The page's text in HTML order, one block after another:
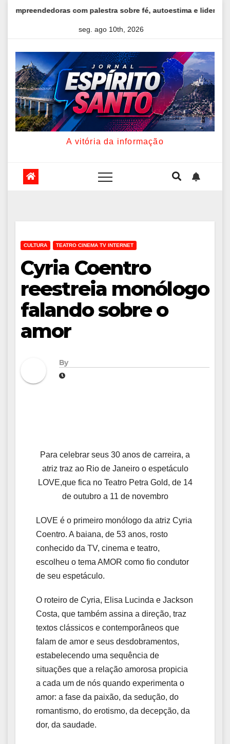
sobre fé, autoestima e liderança Silêncio no
seg. ago 10th, 2026
A vitória da informação
CULTURA TEATRO CINEMA TV INTERNET
Cyria Coentro
reestreia monólogo
falando sobre o
amor
By
Para celebrar seus 30 anos de carreira, a
atriz traz ao Rio de Janeiro o espetáculo
LOVE,que fica no Teatro Petra Gold, de 14
de outubro a 11 de novembro
LOVE é o primeiro monólogo da atriz Cyria
Coentro. A baiana, de 53 anos, rosto
conhecido da TV, cinema e teatro,
escolheu o tema AMOR como fio condutor
de seu espetáculo.
O roteiro de Cyria, Elisa Lucinda e Jackson
Costa, que também assina a direção, traz
textos clássicos e contemporâneos que
falam de amor e seus desdobramentos,
estabelecendo uma sequência de
situações que a relação amorosa propicia
a cada um de nós quando experimenta o
amor: a fase da paixão, da sedução, do
romantismo, do erotismo, da decepção, da
dor, da saudade.